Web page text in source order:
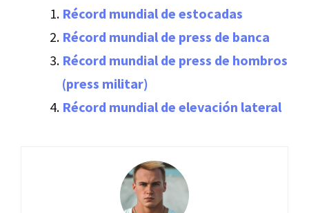
Récord mundial de estocadas
Récord mundial de press de banca
Récord mundial de press de hombros
(press militar)
Récord mundial de elevación lateral